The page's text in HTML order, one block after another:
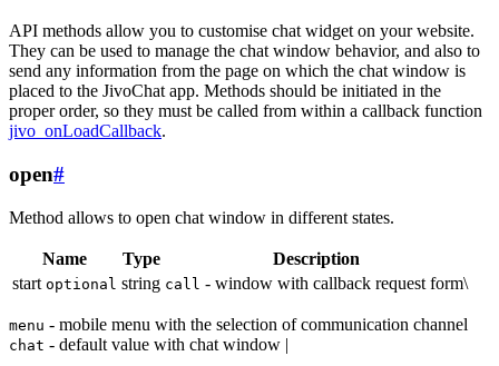
API methods allow you to customise chat widget on your website.
They can be used to manage the chat window behavior, and also to
send any information from the page on which the chat window is
placed to the JivoChat app. Methods should be initiated in the
proper order, so they must be called from within a callback function
jivo_onLoadCallback.
open#
Method allows to open chat window in different states.
Name Type
Description
start optional string call - window with callback request form\
menu - mobile menu with the selection of communication channel
chat - default value with chat window |